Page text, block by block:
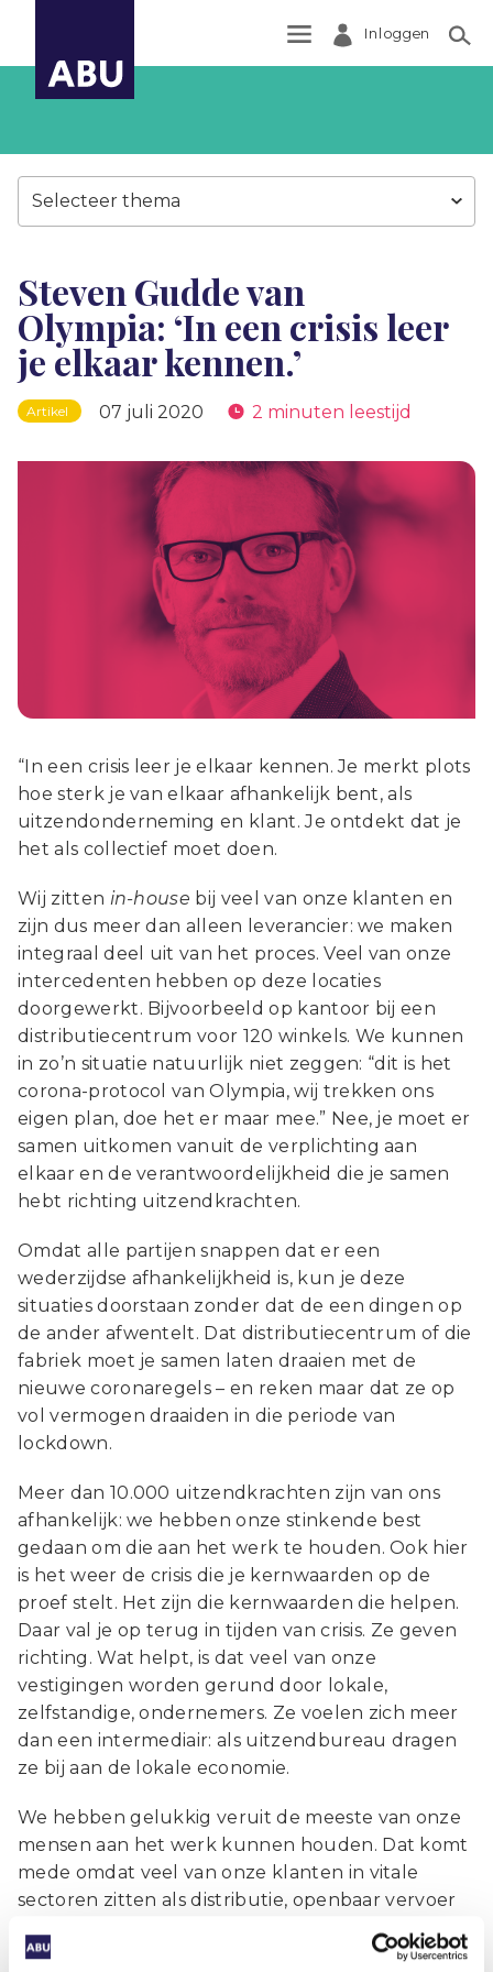
Inloggen
Selecteer thema
Steven Gudde van
Olympia: ‘In een crisis leer
je elkaar kennen.’
Artikel 07 juli 2020 2 minuten leestijd
“In een crisis leer je elkaar kennen. Je merkt plots
hoe sterk je van elkaar afhankelijk bent, als
uitzendonderneming en klant. Je ontdekt dat je
het als collectief moet doen.
Wij zitten in-house bij veel van onze klanten en
zijn dus meer dan alleen leverancier: we maken
integraal deel uit van het proces. Veel van onze
intercedenten hebben op deze locaties
doorgewerkt. Bijvoorbeeld op kantoor bij een
distributiecentrum voor 120 winkels. We kunnen
in zo’n situatie natuurlijk niet zeggen: “dit is het
corona-protocol van Olympia, wij trekken ons
eigen plan, doe het er maar mee.” Nee, je moet er
samen uitkomen vanuit de verplichting aan
elkaar en de verantwoordelijkheid die je samen
hebt richting uitzendkrachten.
Omdat alle partijen snappen dat er een
wederzijdse afhankelijkheid is, kun je deze
situaties doorstaan zonder dat de een dingen op
de ander afwentelt. Dat distributiecentrum of die
fabriek moet je samen laten draaien met de
nieuwe coronaregels – en reken maar dat ze op
vol vermogen draaiden in die periode van
lockdown.
Meer dan 10.000 uitzendkrachten zijn van ons
afhankelijk: we hebben onze stinkende best
gedaan om die aan het werk te houden. Ook hier
is het weer de crisis die je kernwaarden op de
proef stelt. Het zijn die kernwaarden die helpen.
Daar val je op terug in tijden van crisis. Ze geven
richting. Wat helpt, is dat veel van onze
vestigingen worden gerund door lokale,
zelfstandige, ondernemers. Ze voelen zich meer
dan een intermediair: als uitzendbureau dragen
ze bij aan de lokale economie.
We hebben gelukkig veruit de meeste van onze
mensen aan het werk kunnen houden. Dat komt
mede omdat veel van onze klanten in vitale
sectoren zitten als distributie, openbaar vervoer
tussen het wal en het schip vielen, hebben we